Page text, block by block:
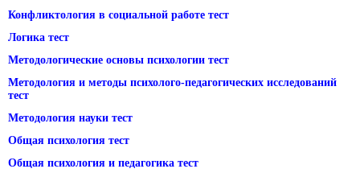
Конфликтология в социальной работе тест
Логика тест
Методологические основы психологии тест
Методология и методы психолого-педагогических исследований
тест
Методология науки тест
Общая психология тест
Общая психология и педагогика тест